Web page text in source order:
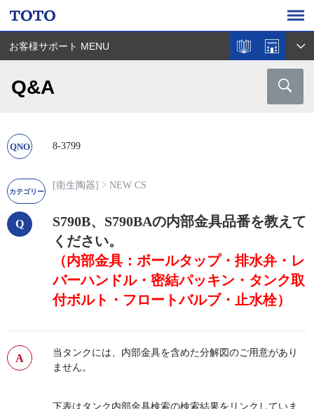
お客様サポート MENU
Q&A
8-3799
[衛生陶器] NEW CS
S790B、S790BAの内部金具品番を教えて
ください。
（内部金具：ボールタップ・排水弁・レ
バーハンドル・密結パッキン・タンク取
付ボルト・フロートバルブ・止水栓）
当タンクには、内部金具を含めた分解図のご用意があり
ません。
下表はタンク内部金具検索の検索結果をリンクしていま